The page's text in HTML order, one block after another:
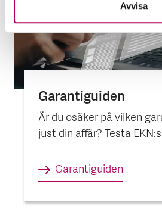
Avvisa
Garantiguiden
Är du osäker på vilken
just din affär? Testa
Garantiguiden